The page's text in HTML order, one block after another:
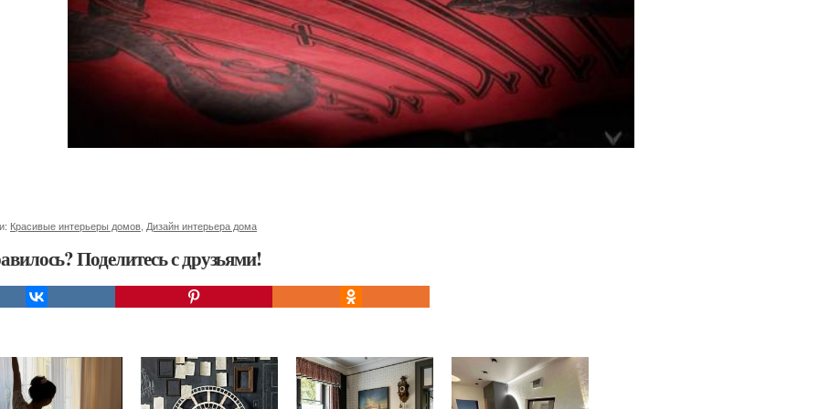
Красивые интерьеры домов Дизайн интерьера дома
Поделитесь с друзьями!